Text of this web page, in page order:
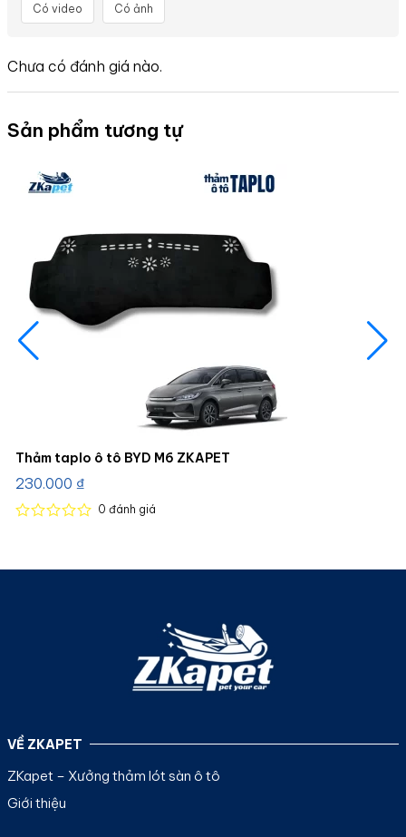
Có video Có ảnh
Chưa có đánh giá nào.
Sản phẩm tương tự
Thảm taplo ô tô BYD M6 ZKAPET
230.000 ₫
0 đánh giá
VỀ ZKAPET
ZKapet – Xưởng thảm lót sàn ô tô
Giới thiệu